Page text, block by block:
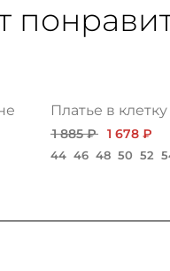
Платье в
1 885 ₽ 1 678 ₽
44 46 48 50 52